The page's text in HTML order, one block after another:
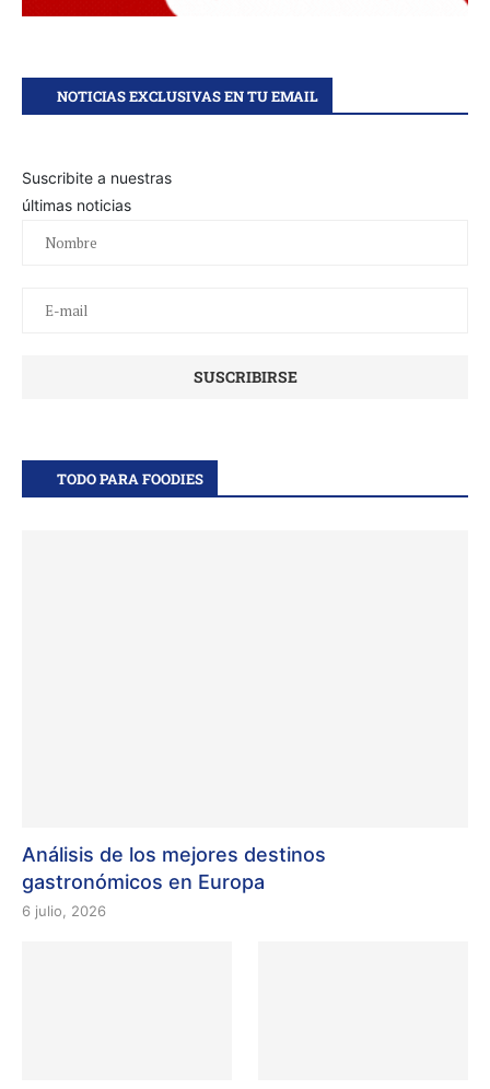
NOTICIAS EXCLUSIVAS EN TU EMAIL
Suscribite a nuestras
últimas noticias
TODO PARA FOODIES
Análisis de los mejores destinos
gastronómicos en Europa
6 julio, 2026